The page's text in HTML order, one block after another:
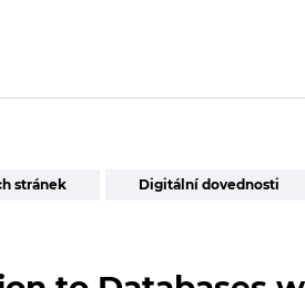
stránek Digitální dovednosti